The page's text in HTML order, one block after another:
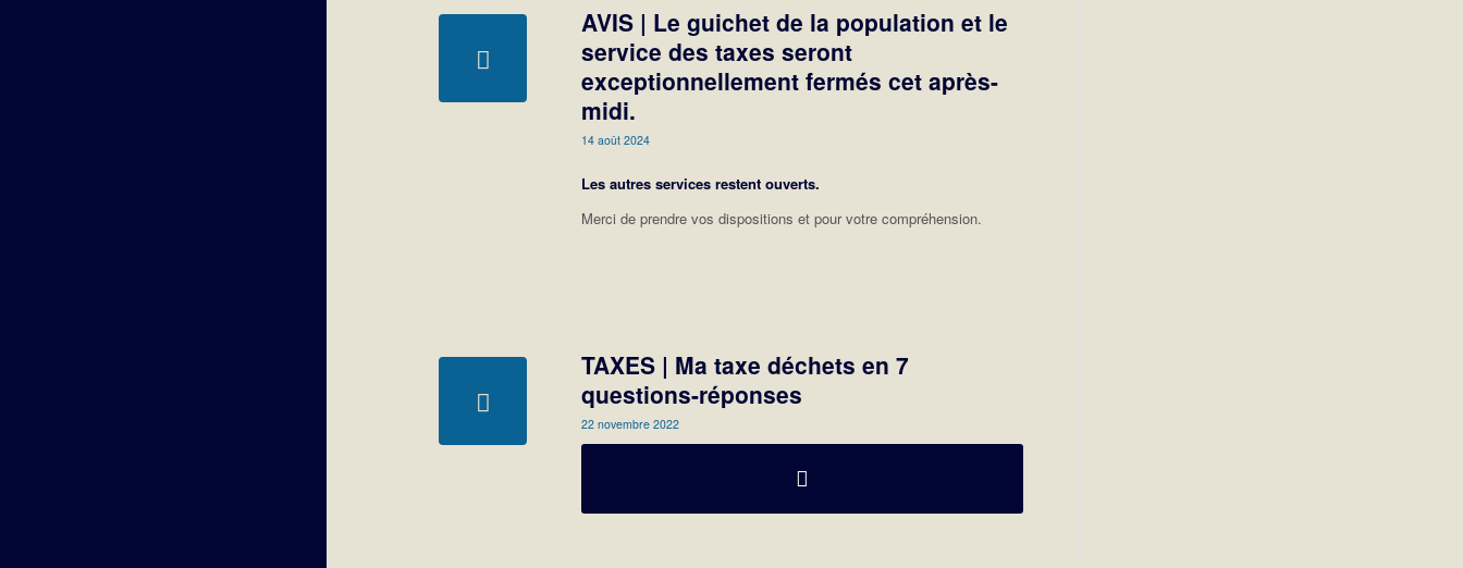
AVIS | Le guichet de la population et le
service des taxes seront
exceptionnellement fermés cet après-
midi.
14 août 2024
Les autres services restent ouverts.
Merci de prendre vos dispositions et pour votre compréhension.
TAXES | Ma taxe déchets en 7
questions-réponses
22 novembre 2022